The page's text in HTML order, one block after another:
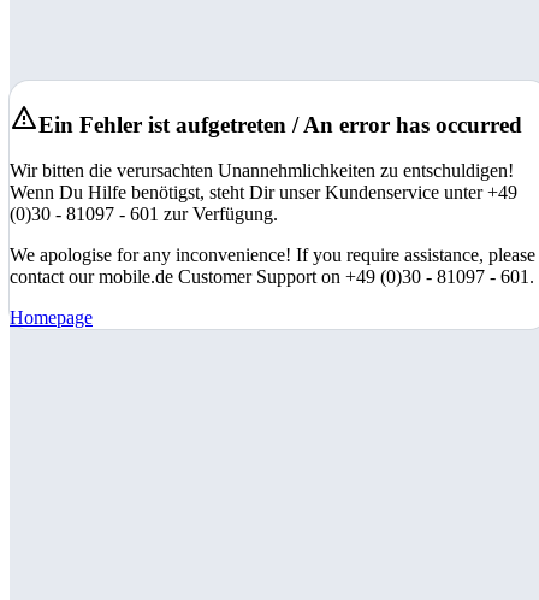
Ein Fehler ist aufgetreten / An error has occurred
Wir bitten die verursachten Unannehmlichkeiten zu entschuldigen!
Wenn Du Hilfe benötigst, steht Dir unser Kundenservice unter +49
(0)30 - 81097 - 601 zur Verfügung.
We apologise for any inconvenience! If you require assistance, please
contact our mobile.de Customer Support on +49 (0)30 - 81097 - 601.
Homepage